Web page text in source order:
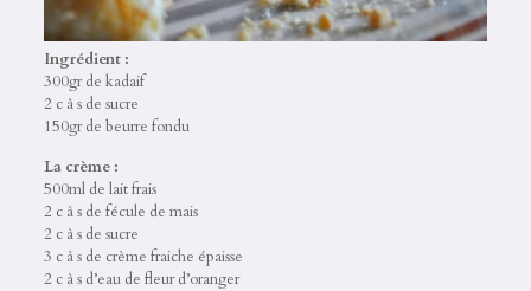
Ingrédient :
300gr de kadaif
2 c à s de sucre
150gr de beurre fondu
La crème :
500ml de lait frais
2 c à s de fécule de mais
2 c à s de sucre
3 c à s de crème fraiche épaisse
2 c à s d’eau de fleur d’oranger